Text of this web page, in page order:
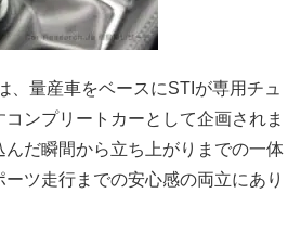
、量産車をベースにSTIが専用チュ
ンプリートカーとして企画されま
んだ瞬間から立ち上がりまでの一体
ツ走行までの安心感の両立にあり